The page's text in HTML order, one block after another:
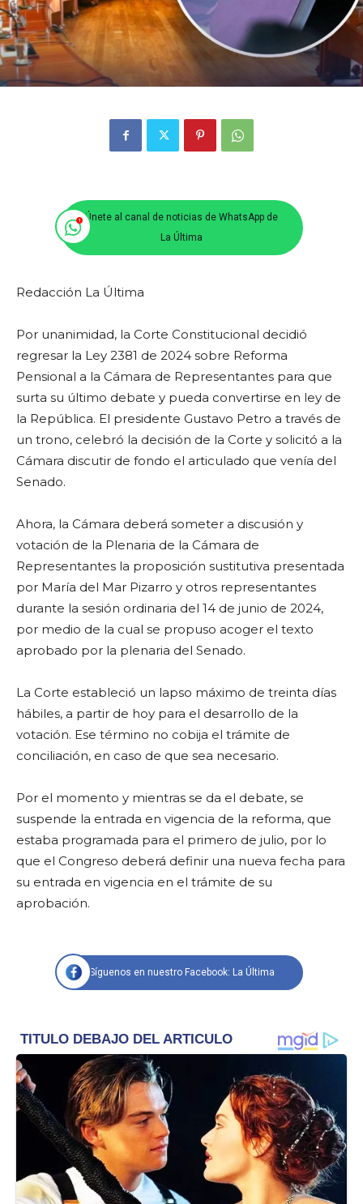
Únete al canal de noticias de WhatsApp de
La Última
Redacción La Última
Por unanimidad, la Corte Constitucional decidió
regresar la Ley 2381 de 2024 sobre Reforma
Pensional a la Cámara de Representantes para que
surta su último debate y pueda convertirse en ley de
la República. El presidente Gustavo Petro a través de
un trono, celebró la decisión de la Corte y solicitó a la
Cámara discutir de fondo el articulado que venía del
Senado.
Ahora, la Cámara deberá someter a discusión y
votación de la Plenaria de la Cámara de
Representantes la proposición sustitutiva presentada
por María del Mar Pizarro y otros representantes
durante la sesión ordinaria del 14 de junio de 2024,
por medio de la cual se propuso acoger el texto
aprobado por la plenaria del Senado.
La Corte estableció un lapso máximo de treinta días
hábiles, a partir de hoy para el desarrollo de la
votación. Ese término no cobija el trámite de
conciliación, en caso de que sea necesario.
Por el momento y mientras se da el debate, se
suspende la entrada en vigencia de la reforma, que
estaba programada para el primero de julio, por lo
que el Congreso deberá definir una nueva fecha para
su entrada en vigencia en el trámite de su
aprobación.
Síguenos en nuestro Facebook: La Última